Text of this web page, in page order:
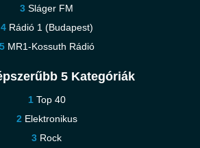
Sláger FM
Rádió 1 (Budapest)
MR1-Kossuth Rádió
5 Kategóriák
Top 40
Elektronikus
Rock